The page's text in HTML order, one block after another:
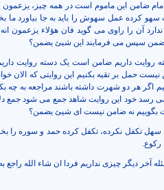
ضامن این ماموم است در همه چیز،
کرده عمل سهوش را باید به جا بیاورد ما
آن را راوی می گوید فان هؤلاء یزعمون
سپس می فرمایند این شیئ یضمن؟
روایت داریم ضامن است یک دسته روایت
حمل بر تقیه بکنیم این روایتی که الان
اگر هر دو شهرت داشته باشند مراجعه به چه
رسد خود این روایت شاهد جمع می شود جمع
نه ضامن نیست ای شیئ یضمن؟
تکفل نکرده، تکفل کرده حمد و سوره را
رکوع.
آخر دیگر چیزی نداریم فردا ان شاء الله راجع